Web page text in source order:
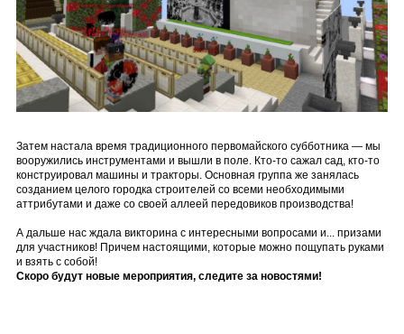
Затем настала время традиционного первомайского субботника — мы
вооружились инструментами и вышли в поле. Кто-то сажал сад, кто-то
конструировал машины и тракторы. Основная группа же занялась
созданием целого городка строителей со всеми необходимыми
аттрибутами и даже со своей аллеей передовиков производства!
А дальше нас ждала викторина с интересными вопросами и... призами
для участников! Причем настоящими, которые можно пощупать руками
и взять с собой!
Скоро будут новые мероприятия, следите за новостями!